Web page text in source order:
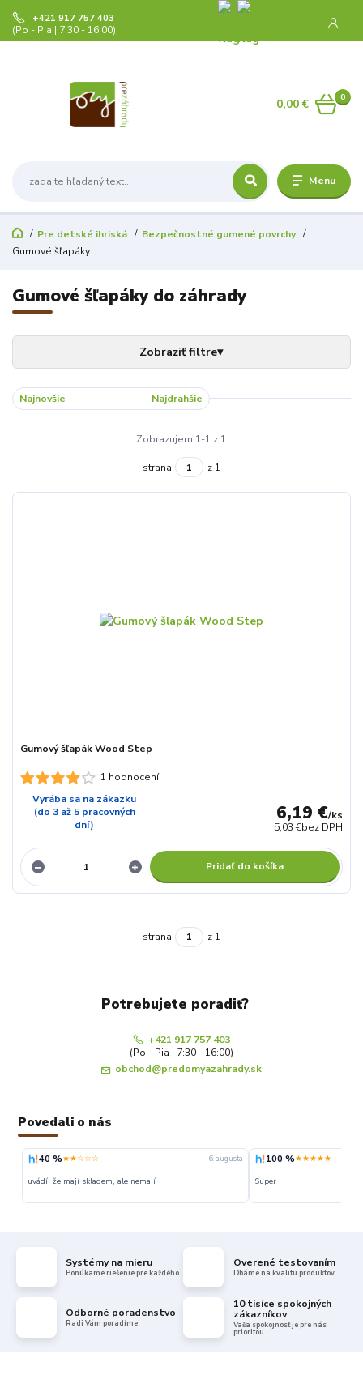
Menu
+421 917 757 403
(Po - Pia | 7:30 - 16:00)
0
0,00 €
Pre detské ihriská
Bezpečnostné gumené povrchy
Gumové šľapáky
Gumové šľapáky do záhrady
Najnovšie Najdrahšie
Zobrazujem 1-1 z 1
strana z 1
1 hodnocení
Gumový šľapák Wood Step
6,19 €/ks
5,03 €bez DPH
Vyrába sa na zákazku
(do 3 až 5 pracovných
dní)
Pridať do košíka
strana z 1
Potrebujete poradiť?
+421 917 757 403
(Po - Pia | 7:30 - 16:00)
obchod@predomyazahrady.sk
Povedali o nás
40 %★★☆☆☆ 6. augusta
uvádí, že mají skladem, ale nemají
100 %★★★★★
Super
Systémy na mieru
Ponúkame riešenie pre každého
Overené testovaním
Dbáme na kvalitu produktov
Odborné poradenstvo
Radi Vám poradíme
10 tisíce spokojných
zákazníkov
Vaša spokojnosť je pre nás
prioritou